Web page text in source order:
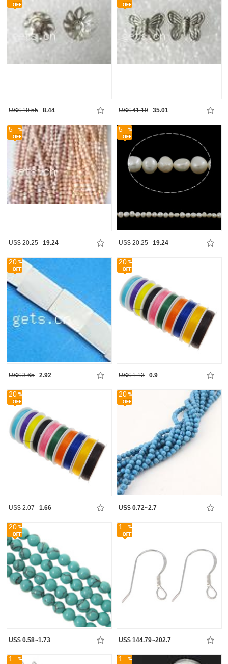
US$ 10.55 8.44 US$ 41.19 35.01
5
US$ 20.25 19.24
5
US$ 20.25 19.24
20
US$ 3.65 2.92
20
US$ 1.13 0.9
20
US$ 2.07 1.66
20
US$ 0.72~2.7
20
US$ 0.58~1.73
1
US$ 144.79~202.7
1 1